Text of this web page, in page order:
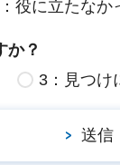
役に立たなか
か？
3：見つけ